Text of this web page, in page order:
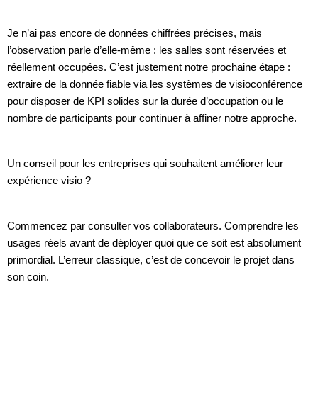
Je n’ai pas encore de données chiffrées précises, mais
l’observation parle d’elle-même : les salles sont réservées et
réellement occupées. C’est justement notre prochaine étape :
extraire de la donnée fiable via les systèmes de visioconférence
pour disposer de KPI solides sur la durée d’occupation ou le
nombre de participants pour continuer à affiner notre approche.
Un conseil pour les entreprises qui souhaitent améliorer leur
expérience visio ?
Commencez par consulter vos collaborateurs. Comprendre les
usages réels avant de déployer quoi que ce soit est absolument
primordial. L’erreur classique, c’est de concevoir le projet dans
son coin.